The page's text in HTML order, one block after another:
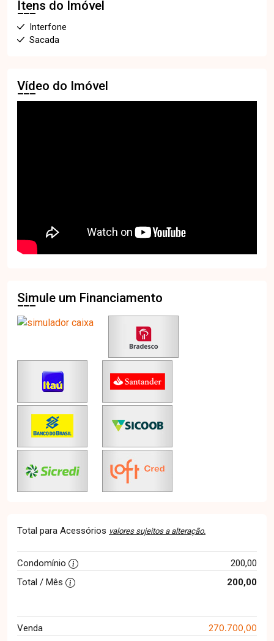
Itens do Imóvel
Interfone
Sacada
Vídeo do Imóvel
Simule um Financiamento
Total para Acessórios valores sujeitos a alteração.
Condomínio
200,00
Total / Mês
200,00
Venda 270.700,00